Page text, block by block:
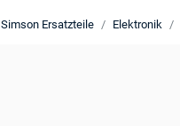
Simson Ersatzteile Elektronik